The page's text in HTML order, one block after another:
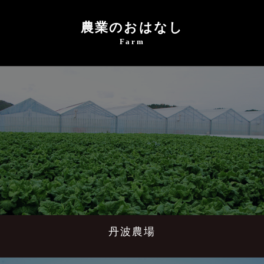
農業のおはなし
Farm
丹波農場